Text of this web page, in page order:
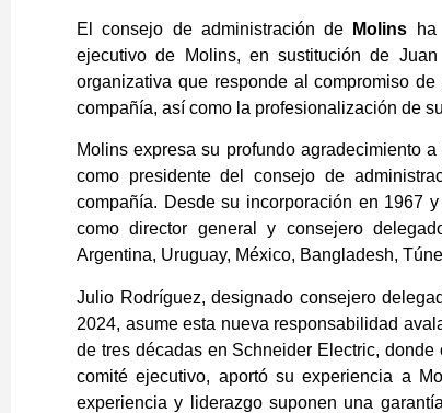
El consejo de administración de Molins ha
ejecutivo de Molins, en sustitución de
organizativa que responde al compromiso
compañía, así como la profesionalización de
Molins expresa su profundo agradecimiento
como presidente del consejo de
compañía. Desde su incorporación en 1967
como director general y consejero
Argentina, Uruguay, México, Bangladesh,
Julio Rodríguez, designado consejero
2024, asume esta nueva responsabilidad
de tres décadas en Schneider Electric,
comité ejecutivo, aportó su experiencia a
experiencia y liderazgo suponen una